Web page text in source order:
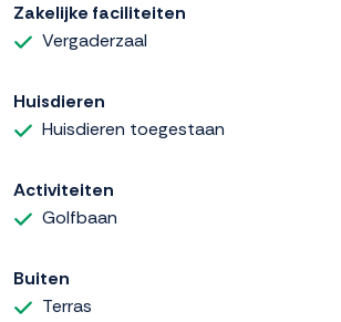
Zakelijke faciliteiten
Vergaderzaal
Huisdieren
Huisdieren toegestaan
Activiteiten
Golfbaan
Buiten
Terras